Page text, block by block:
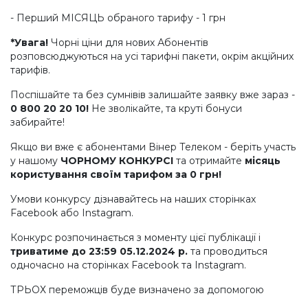
- Перший МІСЯЦЬ обраного тарифу - 1 грн
*Увага! Чорні ціни для нових Абонентів
розповсюджуються на усі тарифні пакети, окрім акційних
тарифів.
Поспішайте та без сумнівів залишайте заявку вже зараз -
0 800 20 20 10! Не зволікайте, та круті бонуси
забирайте!
Якщо ви вже є абонентами Вінер Телеком - беріть участь
у нашому ЧОРНОМУ КОНКУРСІ та отримайте місяць
користування своїм тарифом за 0 грн!
Умови конкурсу дізнавайтесь на наших сторінках
Facebook або Instagram.
Конкурс розпочинається з моменту цієї публікації і
триватиме до 23:59 05.12.2024 р. та проводиться
одночасно на сторінках Facebook та Instagram.
ТРЬОХ переможців буде визначено за допомогою